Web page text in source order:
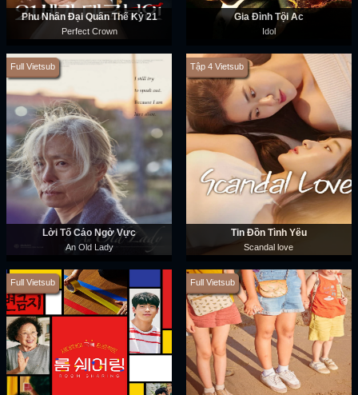
Phu Nhân Đại Quân Thế Kỷ 21
Perfect Crown
Gia Đình Tội Ác
Idol
Full Vietsub
Lời Tố Cáo Ngờ Vực
An Old Lady
Tập 4 Vietsub
Tin Đồn Tình Yêu
Scandal love
Full Vietsub Full Vietsub